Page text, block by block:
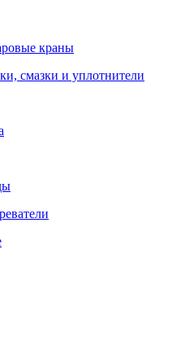
краны
смазки и уплотнители